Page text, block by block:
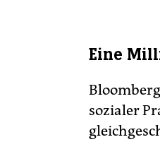
Eine
sozialer